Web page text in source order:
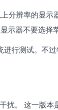
分辨率的显
示器不要选择
行测试。不
扰。‌ 这一版